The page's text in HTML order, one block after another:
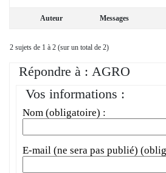
Auteur Messages
2 sujets de 1 à 2 (sur un total de 2)
Répondre à : AGRO
Vos informations :
Nom (obligatoire) :
E-mail (ne sera pas publié)